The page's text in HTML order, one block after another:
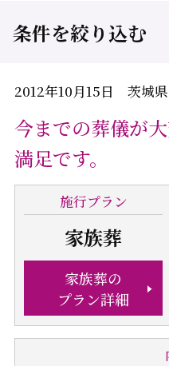
条件を絞り込む
2012年10月15日 茨城
今までの葬儀が
満足です。
施行プラン
家族葬
家族葬の
プラン詳細